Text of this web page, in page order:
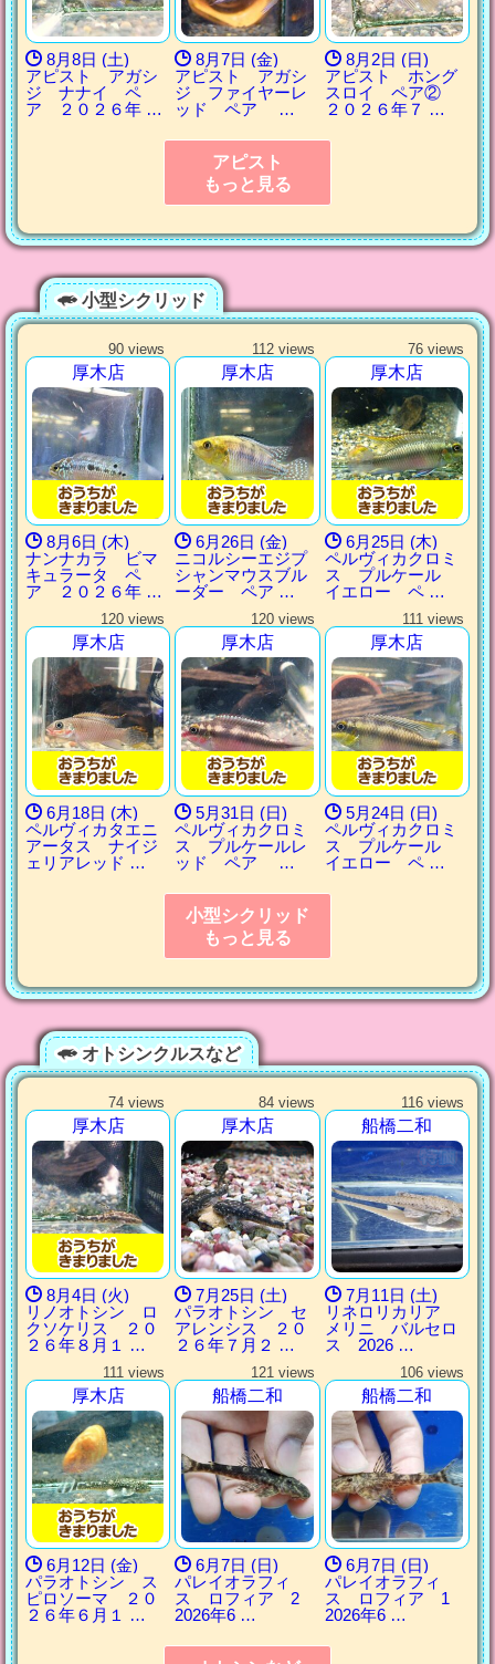
8月8日 (土)
アピスト アガシ
ジ ナナイ ペ
ア ２０２６年 …
8月7日 (金)
アピスト アガシ
ジ ファイヤーレ
ッド ペア …
8月2日 (日)
アピスト ホング
スロイ ペア②
２０２６年７ …
アピスト
もっと見る
小型シクリッド
90 views
厚木店
8月6日 (木)
ナンナカラ ビマ
キュラータ ペ
ア ２０２６年 …
112 views
厚木店
6月26日 (金)
ニコルシーエジプ
シャンマウスブル
ーダー ペア …
76 views
厚木店
6月25日 (木)
ペルヴィカクロミ
ス プルケール
イエロー ペ …
120 views
厚木店
6月18日 (木)
ペルヴィカタエニ
アータス ナイジ
ェリアレッド …
120 views
厚木店
5月31日 (日)
ペルヴィカクロミ
ス プルケールレ
ッド ペア …
111 views
厚木店
5月24日 (日)
ペルヴィカクロミ
ス プルケール
イエロー ペ …
小型シクリッド
もっと見る
オトシンクルスなど
74 views
厚木店
8月4日 (火)
リノオトシン ロ
クソケリス ２０
２６年８月１ …
84 views
厚木店
7月25日 (土)
パラオトシン セ
アレンシス ２０
２６年７月２ …
116 views
船橋二和
7月11日 (土)
リネロリカリア
メリニ バルセロ
ス 2026 …
111 views
厚木店
6月12日 (金)
パラオトシン ス
ピロソーマ ２０
２６年６月１ …
121 views
船橋二和
6月7日 (日)
パレイオラフィ
ス ロフィア 2
2026年6 …
106 views
船橋二和
6月7日 (日)
パレイオラフィ
ス ロフィア 1
2026年6 …